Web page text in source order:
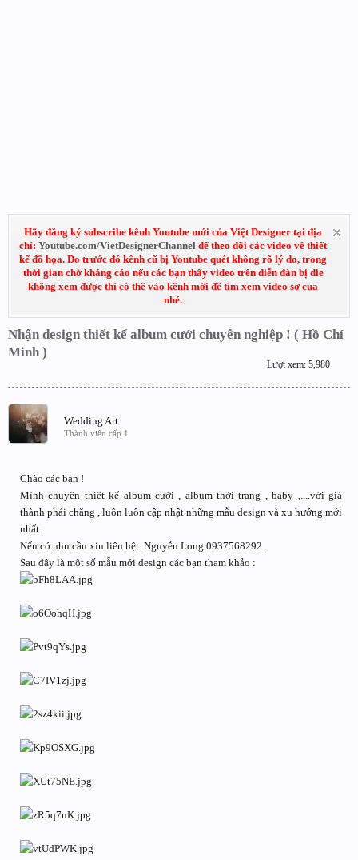
Hãy đăng ký subscribe kênh Youtube mới của Việt Designer tại địa
chỉ: Youtube.com/VietDesignerChannel để theo dõi các video về thiết
kế đồ họa. Do trước đó kênh cũ bị Youtube quét không rõ lý do, trong
thời gian chờ kháng cáo nếu các bạn thấy video trên diễn đàn bị die
không xem được thì có thể vào kênh mới để tìm xem video sơ cua
nhé.
Nhận design thiết kế album cưới chuyên nghiệp ! ( Hồ Chí
Minh )
Lượt xem: 5,980
Wedding Art
Thành viên cấp 1
Chào các bạn !
Mình chuyên thiết kế album cưới , album thời trang , baby ,....với giá
thành phải chăng , luôn luôn cập nhật những mẫu design và xu hướng mới
nhất .
Nếu có nhu cầu xin liên hệ : Nguyễn Long 0937568292 .
Sau đây là một số mẫu mới design các bạn tham khảo :